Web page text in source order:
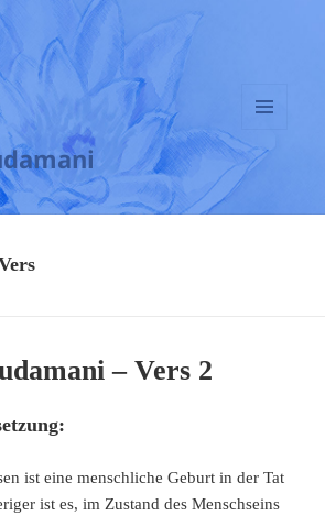
UND
WIDGETS
– Vers 2
ist eine menschliche Geburt in der Tat
ist es, im Zustand des Menschseins